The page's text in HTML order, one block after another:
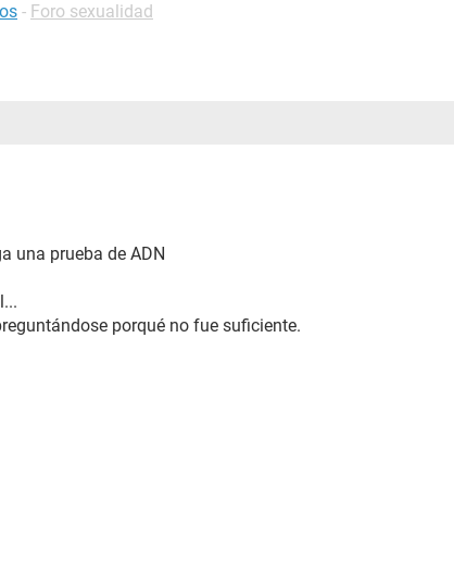
- Foro sexualidad
una prueba de ADN
porqué no fue suficiente.